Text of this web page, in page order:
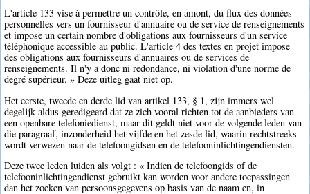
L'article 133 vise à permettre un contrôle, en amont, du flux des données
personnelles vers un fournisseur d'annuaire ou de service de renseignements
et impose un certain nombre d'obligations aux fournisseurs d'un service
téléphonique accessible au public. L'article 4 des textes en projet impose
des obligations aux fournisseurs d'annuaires ou de services de
renseignements. Il n'y a donc ni redondance, ni violation d'une norme de
degré supérieur. » Deze uitleg gaat niet op.
Het eerste, tweede en derde lid van artikel 133, § 1, zijn immers wel
degelijk aldus geredigeerd dat ze zich vooral richten tot de aanbieders van
een openbare telefoniedienst, maar dit geldt niet voor de volgende leden van
die paragraaf, inzonderheid het vijfde en het zesde lid, waarin rechtstreeks
wordt verwezen naar de telefoongidsen en de telefooninlichtingendiensten.
Deze twee leden luiden als volgt : « Indien de telefoongids of de
telefooninlichtingendienst gebruikt kan worden voor andere toepassingen
dan het zoeken van persoonsgegevens op basis van de naam en, in